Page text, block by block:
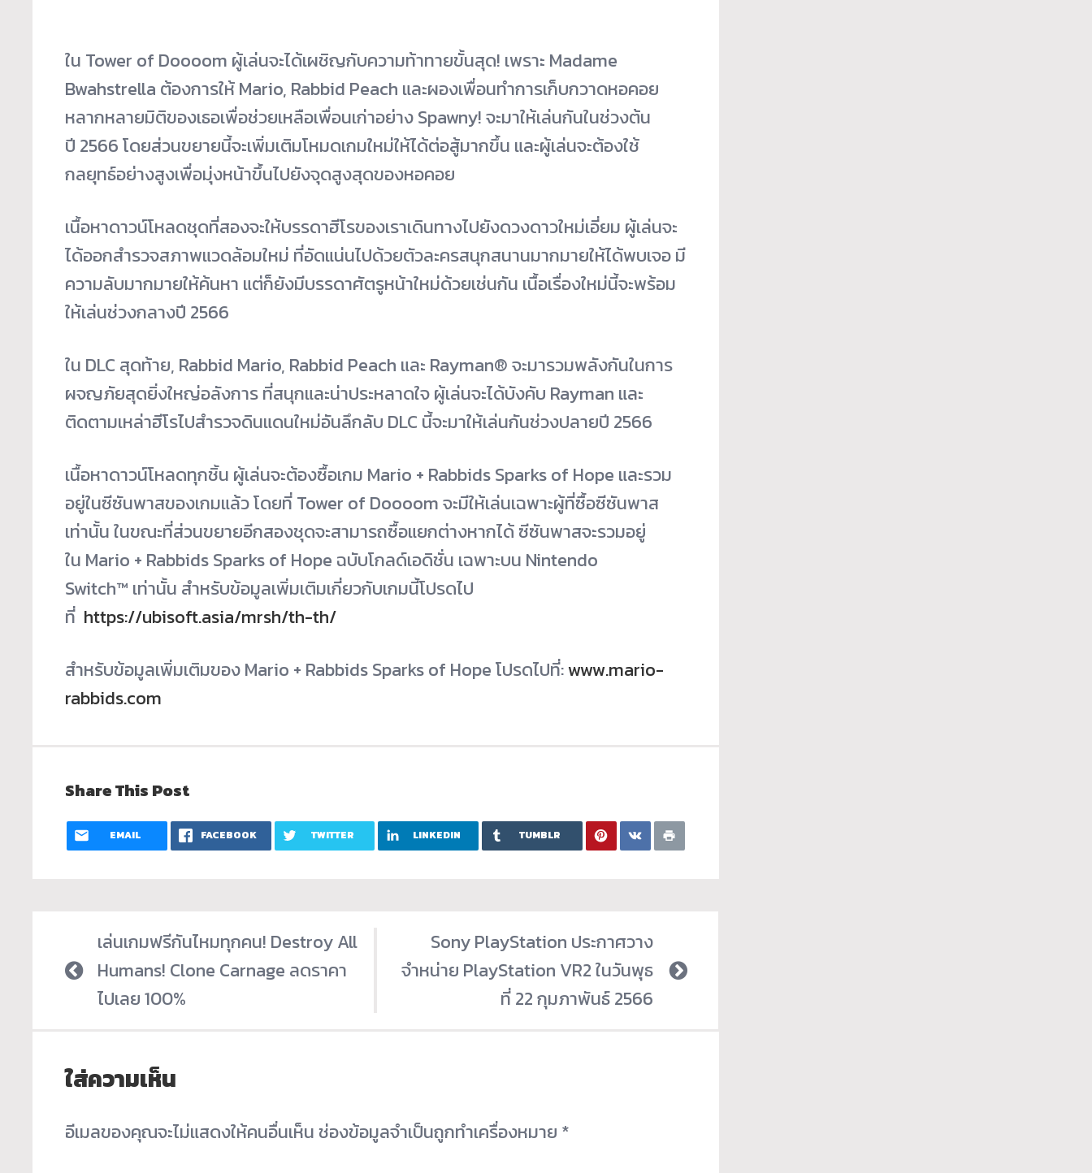
ใน Tower of Doooom ผู้เล่นจะได้เผชิญกับความท้าทายขั้นสุด! เพราะ Madame
Bwahstrella ต้องการให้ Mario, Rabbid Peach และผองเพื่อนทำการเก็บกวาดหอคอย
หลากหลายมิติของเธอเพื่อช่วยเหลือเพื่อนเก่าอย่าง Spawny! จะมาให้เล่นกันในช่วงต้น
ปี 2566 โดยส่วนขยายนี้จะเพิ่มเติมโหมดเกมใหม่ให้ได้ต่อสู้มากขึ้น และผู้เล่นจะต้องใช้
กลยุทธ์อย่างสูงเพื่อมุ่งหน้าขึ้นไปยังจุดสูงสุดของหอคอย
เนื้อหาดาวน์โหลดชุดที่สองจะให้บรรดาฮีโรของเราเดินทางไปยังดวงดาวใหม่เอี่ยม ผู้เล่นจะ
ได้ออกสำรวจสภาพแวดล้อมใหม่ ที่อัดแน่นไปด้วยตัวละครสนุกสนานมากมายให้ได้พบเจอ มี
ความลับมากมายให้ค้นหา แต่ก็ยังมีบรรดาศัตรูหน้าใหม่ด้วยเช่นกัน เนื้อเรื่องใหม่นี้จะพร้อม
ให้เล่นช่วงกลางปี 2566
ใน DLC สุดท้าย, Rabbid Mario, Rabbid Peach และ Rayman®จะมารวมพลังกันในการ
ผจญภัยสุดยิ่งใหญ่อลังการ ที่สนุกและน่าประหลาดใจ ผู้เล่นจะได้บังคับ Rayman และ
ติดตามเหล่าฮีโรไปสำรวจดินแดนใหม่อันลึกลับ DLC นี้จะมาให้เล่นกันช่วงปลายปี 2566
เนื้อหาดาวน์โหลดทุกชิ้น ผู้เล่นจะต้องซื้อเกม Mario + Rabbids Sparks of Hope และรวม
อยู่ในซีซันพาสของเกมแล้ว โดยที่ Tower of Doooom จะมีให้เล่นเฉพาะผู้ที่ซื้อซีซันพาส
เท่านั้น ในขณะที่ส่วนขยายอีกสองชุดจะสามารถซื้อแยกต่างหากได้ ซีซันพาสจะรวมอยู่
ใน Mario + Rabbids Sparks of Hope ฉบับโกลด์เอดิชั่น เฉพาะบน Nintendo
Switch™ เท่านั้น สำหรับข้อมูลเพิ่มเติมเกี่ยวกับเกมนี้โปรดไป
ที่ https://ubisoft.asia/mrsh/th-th/
สำหรับข้อมูลเพิ่มเติมของ Mario + Rabbids Sparks of Hope โปรดไปที่:www.mario-
rabbids.com
Share This Post
EMAIL FACEBOOK TWITTER LINKEDIN TUMBLR
เล่นเกมฟรีกันไหมทุกคน! Destroy All
Humans! Clone Carnage ลดราคา
ไปเลย 100%
Sony PlayStation ประกาศวาง
จำหน่าย PlayStation VR2 ในวันพุธ
ที่ 22 กุมภาพันธ์ 2566
ใส่ความเห็น
อีเมลของคุณจะไม่แสดงให้คนอื่นเห็นช่องข้อมูลจำเป็นถูกทำเครื่องหมาย *